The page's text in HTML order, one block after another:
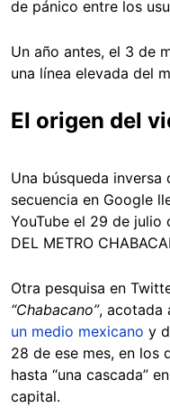
de pánico entre los
Un año antes, el 3 de
una línea elevada del
El origen del
Una búsqueda
secuencia en Google
YouTube el 29 de julio
DEL METRO
Otra pesquisa en
“Chabacano”, acotada
un medio mexicano y
28 de ese mes, en los
hasta “una cascada” en
capital.